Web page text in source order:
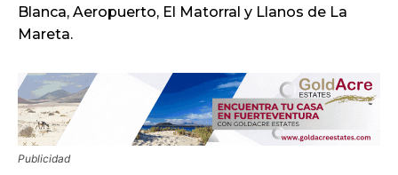
Blanca, Aeropuerto, El Matorral y Llanos de La
Mareta.
Publicidad